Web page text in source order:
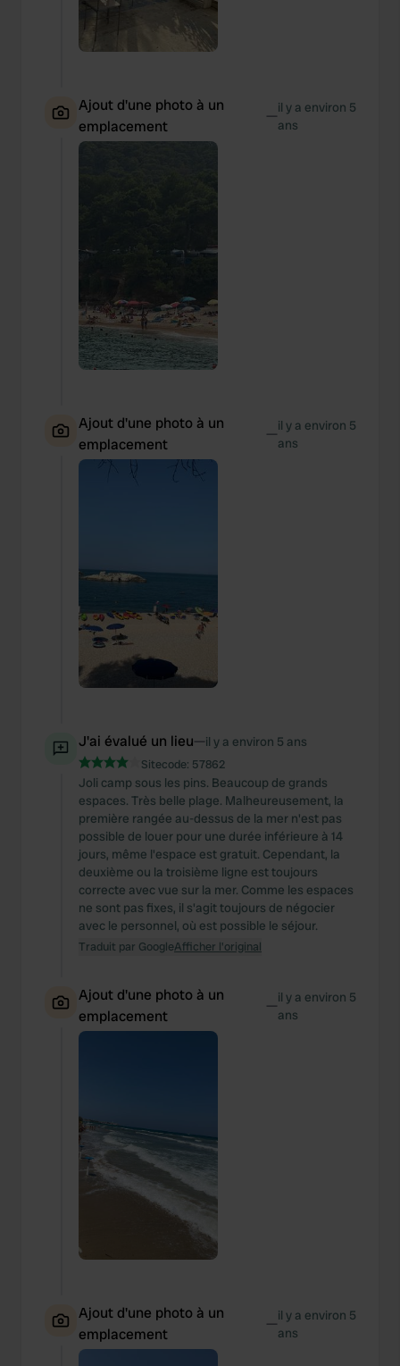
Ajout d'une photo à un
emplacement
—il y a environ 5
ans
Ajout d'une photo à un
emplacement
—il y a environ 5
ans
J'ai évalué un lieu—il y a environ 5 ans
Sitecode: 57862
Joli camp sous les pins. Beaucoup de grands
espaces. Très belle plage. Malheureusement, la
première rangée au-dessus de la mer n'est pas
possible de louer pour une durée inférieure à 14
jours, même l'espace est gratuit. Cependant, la
deuxième ou la troisième ligne est toujours
correcte avec vue sur la mer. Comme les espaces
ne sont pas fixes, il s'agit toujours de négocier
avec le personnel, où est possible le séjour.
Traduit par GoogleAfficher l'original
Ajout d'une photo à un
emplacement
—il y a environ 5
ans
Ajout d'une photo à un
emplacement
—il y a environ 5
ans